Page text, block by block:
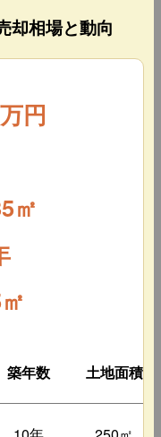
却相場と動向
円
㎡
築年数 土地面積